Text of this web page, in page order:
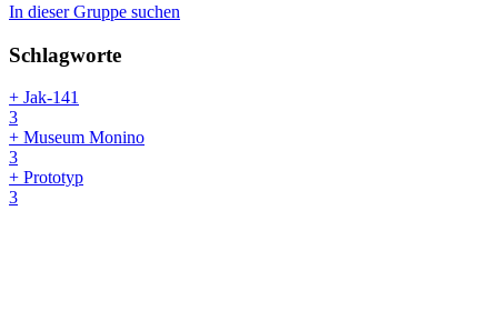
In dieser Gruppe suchen
Schlagworte
+ Jak-141
3
+ Museum Monino
3
+ Prototyp
3